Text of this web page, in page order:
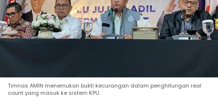
Timnas AMIN menemukan bukti kecurangan dalam penghitungan real
count yang masuk ke sistem KPU.